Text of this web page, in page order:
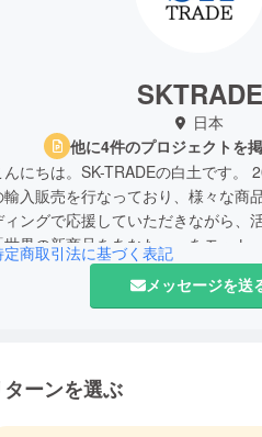
SKTRADE
日本
他に4件のプロジェクトを
んにちは。SK-TRADEの白土です。
輸入販売を行なっており、様々な商
ィングで応援していただきながら、
世界の新商品をあなたへ」をモット
を日本に届けて参ります。応援どう
定商取引法に基づく表記
メッセージを送
ターンを選ぶ